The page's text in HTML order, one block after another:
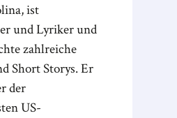
ist
und Lyriker und
zahlreiche
Short Storys. Er
der
US-